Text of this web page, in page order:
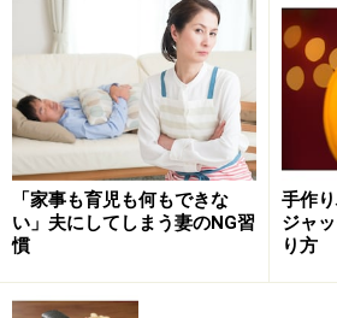
まず、親が評価する前に、子供自
どう評価しているのかを確かめる
人は割と満足しているかもしれな
ずれていたら、今後何を言っても
はくれません。
2 具体的に指摘する
「家事も育児も何もできな
い」夫にしてしまう妻のNG習
慣
手作
ジャ
り方